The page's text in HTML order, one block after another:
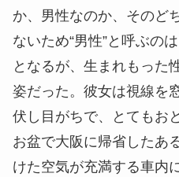
か、男性なのか、そのど
ないため“男性”と呼ぶの
となるが、生まれもった
姿だった。彼女は視線を
伏し目がちで、とてもお
お盆で大阪に帰省したあ
けた空気が充満する車内